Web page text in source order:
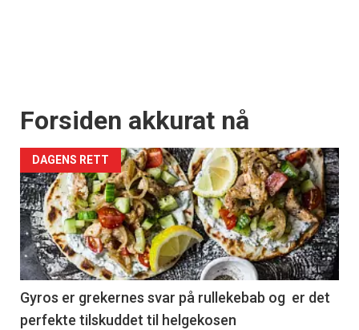
Forsiden akkurat nå
DAGENS RETT
Gyros er grekernes svar på rullekebab og er det
perfekte tilskuddet til helgekosen